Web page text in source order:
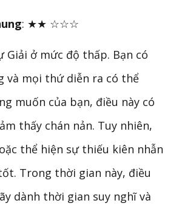
: ★★ ☆☆☆
Giải ở mức độ thấp. Bạn có
và mọi thứ diễn ra có thể
muốn của bạn, điều này có
thấy chán nản. Tuy nhiên,
thể hiện sự thiếu kiên nhẫn
Trong thời gian này, điều
dành thời gian suy nghĩ và